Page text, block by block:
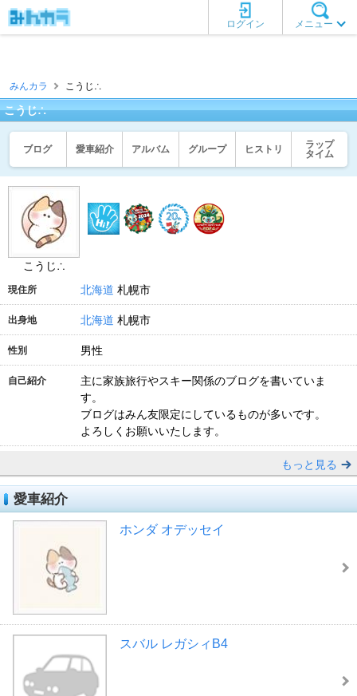
メニュー
ログイン
みんカラ こうじ∴
こうじ∴
ブログ 愛車紹介 アルバム グループ ヒストリ
ラップ
タイム
こうじ∴
現住所 北海道 札幌市
出身地 北海道 札幌市
性別 男性
自己紹介
主に家族旅行やスキー関係のブログを書いていま
す。
ブログはみん友限定にしているものが多いです。
よろしくお願いいたします。
もっと見る
愛車紹介
ホンダ オデッセイ
スバル レガシィB4